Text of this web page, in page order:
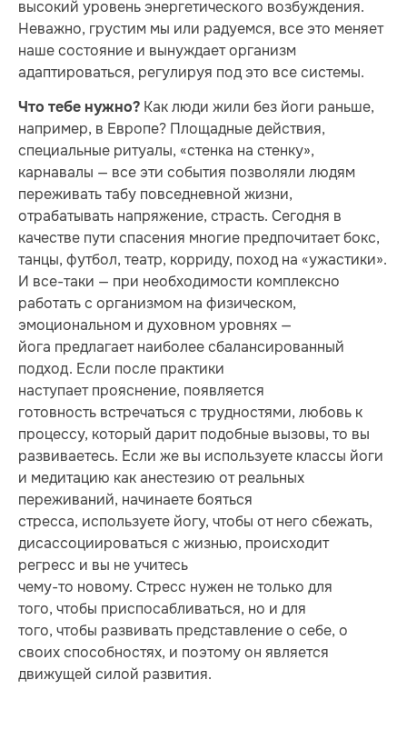
высокий уровень энергетического возбуждения.
Неважно, грустим мы или радуемся, все это меняет
наше состояние и вынуждает организм
адаптироваться, регулируя под это все системы.
Что тебе нужно? Как люди жили без йоги раньше,
например, в Европе? Площадные действия,
специальные ритуалы, «стенка на стенку»,
карнавалы — все эти события позволяли людям
переживать табу повседневной жизни,
отрабатывать напряжение, страсть. Сегодня в
качестве пути спасения многие предпочитает бокс,
танцы, футбол, театр, корриду, поход на «ужастики».
И все-таки — при необходимости комплексно
работать с организмом на физическом,
эмоциональном и духовном уровнях —
йога предлагает наиболее сбалансированный
подход. Если после практики
наступает прояснение, появляется
готовность встречаться с трудностями, любовь к
процессу, который дарит подобные вызовы, то вы
развиваетесь. Если же вы используете классы йоги
и медитацию как анестезию от реальных
переживаний, начинаете бояться
стресса, используете йогу, чтобы от него сбежать,
дисассоциироваться с жизнью, происходит
регресс и вы не учитесь
чему-то новому. Стресс нужен не только для
того, чтобы приспосабливаться, но и для
того, чтобы развивать представление о себе, о
своих способностях, и поэтому он является
движущей силой развития.